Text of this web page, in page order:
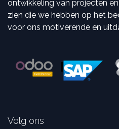
ontwikkeling van projecten
zien die we hebben op het
voor ons motiverende en
Volg ons